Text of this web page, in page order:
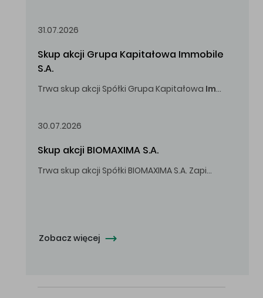
31.07.2026
Skup akcji Grupa Kapitałowa Immobile
S.A.
Trwa skup akcji Spółki Grupa Kapitałowa Immobile
30.07.2026
Skup akcji BIOMAXIMA S.A.
Trwa skup akcji Spółki BIOMAXIMA S.A. Zapisy do 4 sierpnia 2026 r. do godz. 16.00.
Zobacz więcej